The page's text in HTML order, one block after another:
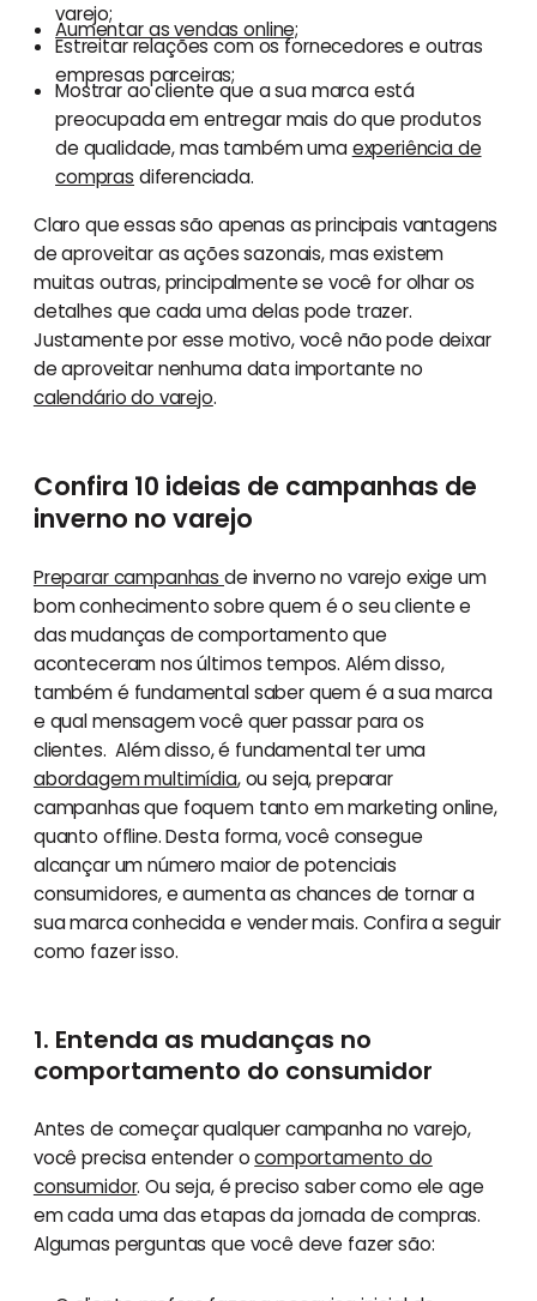
varejo;
Aumentar as vendas online;
Estreitar relações com os fornecedores e outras
empresas parceiras;
Mostrar ao cliente que a sua marca está
preocupada em entregar mais do que produtos
de qualidade, mas também umaexperiência de
compras diferenciada.
Claro que essas são apenas as principais vantagens
de aproveitar as ações sazonais, mas existem
muitas outras, principalmente se você for olhar os
detalhes que cada uma delas pode trazer.
Justamente por esse motivo, você não pode deixar
de aproveitar nenhuma data importante no
calendário do varejo.
Confira 10 ideias de campanhas de
inverno no varejo
Preparar campanhas de inverno no varejo exige um
bom conhecimento sobre quem é o seu cliente e
das mudanças de comportamento que
aconteceram nos últimos tempos. Além disso,
também é fundamental saber quem é a sua marca
e qual mensagem você quer passar para os
clientes. Além disso, é fundamental ter uma
abordagem multimídia, ou seja, preparar
campanhas que foquem tanto em marketing online,
quanto offline. Desta forma, você consegue
alcançar um número maior de potenciais
consumidores, e aumenta as chances de tornar a
sua marca conhecida e vender mais. Confira a seguir
como fazer isso.
1. Entenda as mudanças no
comportamento do consumidor
Antes de começar qualquer campanha no varejo,
você precisa entender ocomportamento do
consumidor. Ou seja, é preciso saber como ele age
em cada uma das etapas da jornada de compras.
Algumas perguntas que você deve fazer são: